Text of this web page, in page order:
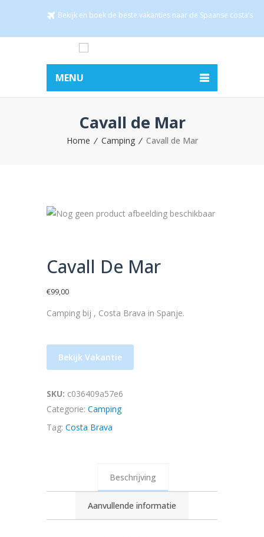
Bekijk en boek de beste vakanties naar de Spaanse costa’s
MENU
Cavall de Mar
Home Camping Cavall de Mar
Cavall De Mar
€99,00
Camping bij , Costa Brava in Spanje.
Bekijk Vakantie
SKU: c036409a57e6
Categorie: Camping
Tag: Costa Brava
Beschrijving
Aanvullende informatie